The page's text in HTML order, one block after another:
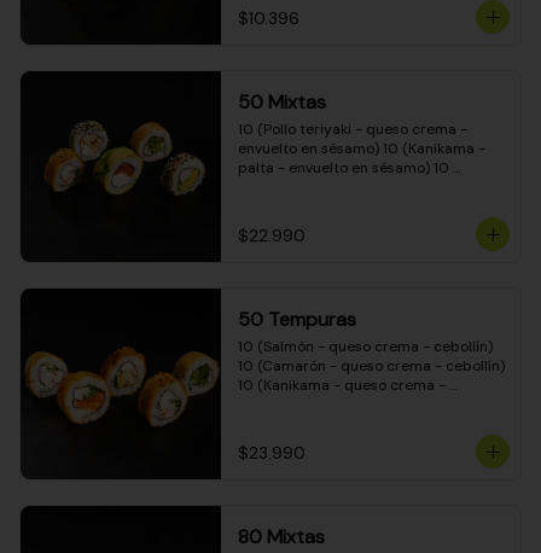
$10.396
50 Mixtas
10 (Pollo teriyaki - queso crema -
envuelto en sésamo) 10 (Kanikama -
palta - envuelto en sésamo) 10
cebollín - envuelto en masa tempura)
10 (Pimentón - queso crema - cebollín
$22.990
50 Tempuras
10 (Salmón - queso crema - cebollín)
10 (Camarón - queso crema - cebollín)
10 (Kanikama - queso crema -
crema - cebollín)
$23.990
80 Mixtas